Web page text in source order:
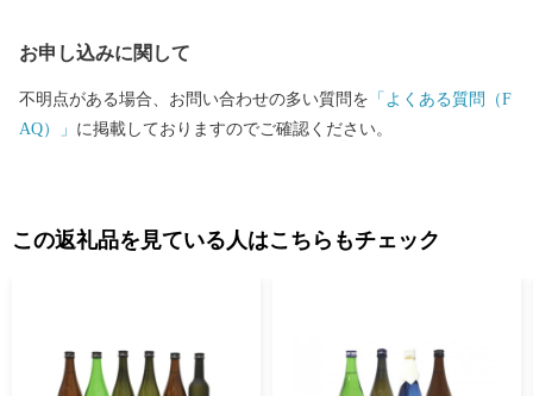
ているんだ」と誇りを持っています。手を抜くことはありませ
をしていました」等、震災の時だけでなく10年以上経った現在も
品を通して、私たちの想いが全国に、そして海の向こうまで届き
ますように。
お申し込みに関して
不明点がある場合、お問い合わせの多い質問を 「よくある質問（F
AQ）」 に掲載しておりますのでご確認ください。
この返礼品を見ている人はこちらもチェック